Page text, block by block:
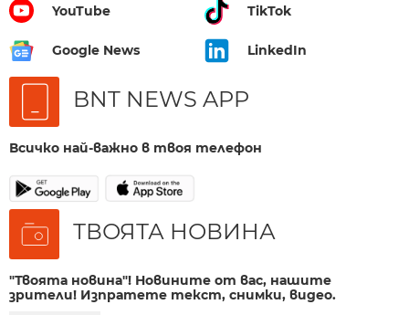
YouTube TikTok
Google News LinkedIn
BNT NEWS APP
Всичко най-важно в твоя телефон
ТВОЯТА НОВИНА
"Твоята новина"! Новините от вас, нашите
зрители! Изпратете текст, снимки, видео.